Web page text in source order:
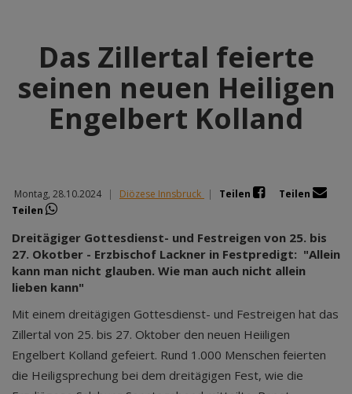
Das Zillertal feierte
seinen neuen Heiligen
Engelbert Kolland
Montag, 28.10.2024 | Diözese Innsbruck | Teilen
Teilen
Teilen
Dreitägiger Gottesdienst- und Festreigen von 25. bis
27. Okotber - Erzbischof Lackner in Festpredigt: "Allein
kann man nicht glauben. Wie man auch nicht allein
lieben kann"
Mit einem dreitägigen Gottesdienst- und Festreigen hat das
Zillertal von 25. bis 27. Oktober den neuen Heiiligen
Engelbert Kolland gefeiert. Rund 1.000 Menschen feierten
die Heiligsprechung bei dem dreitägigen Fest, wie die